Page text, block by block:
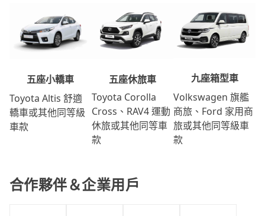
五座小轎車
Toyota Altis 舒適
轎車或其他同等級
車款
五座休旅車
Toyota Corolla
Cross、RAV4 運動
休旅或其他同等車
款
九座箱型車
Volkswagen 旗艦
商旅、Ford 家用商
旅或其他同等級車
款
合作夥伴＆企業用戶